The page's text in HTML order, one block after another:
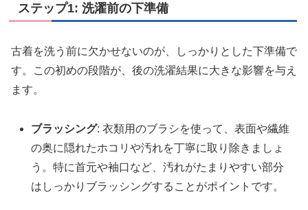
ステップ1: 洗濯前の下準備
古着を洗う前に欠かせないのが、しっかりとした下準備で
す。この初めの段階が、後の洗濯結果に大きな影響を与え
ます。
ブラッシング: 衣類用のブラシを使って、表面や繊維
の奥に隠れたホコリや汚れを丁寧に取り除きましょ
う。特に首元や袖口など、汚れがたまりやすい部分
はしっかりブラッシングすることがポイントです。